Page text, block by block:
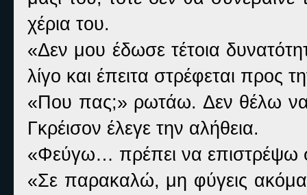
χέρια του.
«Δεν μου έδωσε τέτοια
λίγο και έπειτα στρέφεται προς
«Που πας;» ρωτάω. Δεν θέλω να
Γκρέισον έλεγε την αλήθεια.
«Φεύγω… πρέπει να επιστρέψω
«Σε παρακαλώ, μη φύγεις